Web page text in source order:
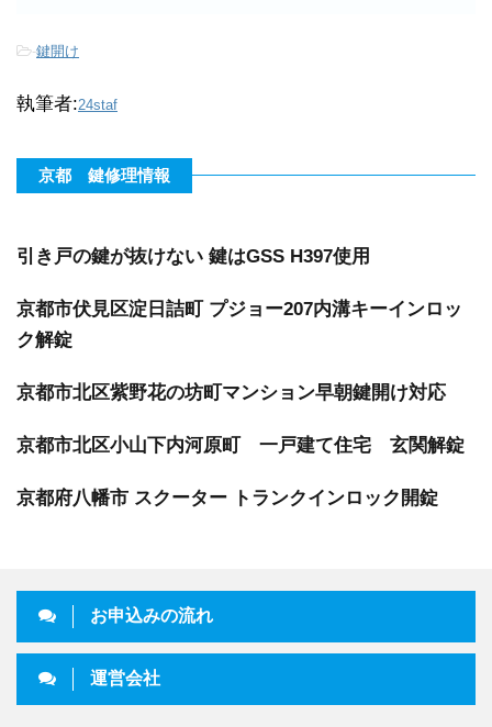
-鍵開け
執筆者:24staf
京都 鍵修理情報
引き戸の鍵が抜けない 鍵はGSS H397使用
京都市伏見区淀日詰町 プジョー207内溝キーインロッ
ク解錠
京都市北区紫野花の坊町マンション早朝鍵開け対応
京都市北区小山下内河原町 一戸建て住宅 玄関解錠
京都府八幡市 スクーター トランクインロック開錠
お申込みの流れ
運営会社